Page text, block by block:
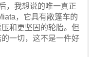
，我想说的唯一真正
，它具有敞篷车的
和更坚固的轮胎。但
一切，这不是一件好